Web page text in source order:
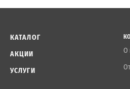
КАТАЛОГ
АКЦИИ
УСЛУГИ
О